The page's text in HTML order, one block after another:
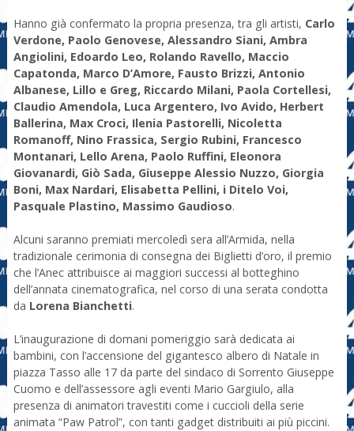
Hanno già confermato la propria presenza, tra gli artisti, Carlo
Verdone, Paolo Genovese, Alessandro Siani, Ambra
Angiolini, Edoardo Leo, Rolando Ravello, Maccio
Capatonda, Marco D’Amore, Fausto Brizzi, Antonio
Albanese, Lillo e Greg, Riccardo Milani, Paola Cortellesi,
Claudio Amendola, Luca Argentero, Ivo Avido, Herbert
Ballerina, Max Croci, Ilenia Pastorelli, Nicoletta
Romanoff, Nino Frassica, Sergio Rubini, Francesco
Montanari, Lello Arena, Paolo Ruffini, Eleonora
Giovanardi, Giò Sada, Giuseppe Alessio Nuzzo, Giorgia
Boni, Max Nardari, Elisabetta Pellini, i Ditelo Voi,
Pasquale Plastino, Massimo Gaudioso.
Alcuni saranno premiati mercoledì sera all’Armida, nella
tradizionale cerimonia di consegna dei Biglietti d’oro, il premio
che l’Anec attribuisce ai maggiori successi al botteghino
dell’annata cinematografica, nel corso di una serata condotta
da Lorena Bianchetti.
L’inaugurazione di domani pomeriggio sarà dedicata ai
bambini, con l’accensione del gigantesco albero di Natale in
piazza Tasso alle 17 da parte del sindaco di Sorrento Giuseppe
Cuomo e dell’assessore agli eventi Mario Gargiulo, alla
presenza di animatori travestiti come i cuccioli della serie
animata “Paw Patrol”, con tanti gadget distribuiti ai più piccini.